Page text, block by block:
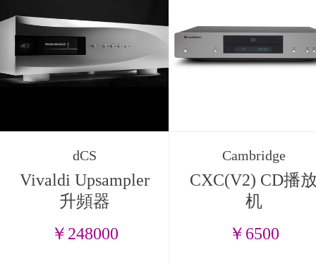
dCS
Vivaldi Upsampler
升頻器
￥248000
Cambridge
CXC(V2) CD播
机
￥6500